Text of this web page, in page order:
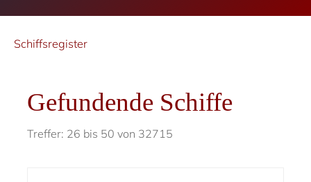
Schiffsregister
Gefundende Schiffe
Treffer: 26 bis 50 von 32715